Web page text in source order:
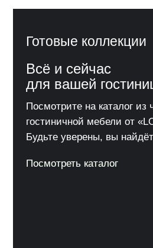
Готовые коллекции
Всё и сейчас
для вашей
Посмотрите на каталог из
гостиничной мебели от
Будьте уверены, вы
Посмотреть каталог